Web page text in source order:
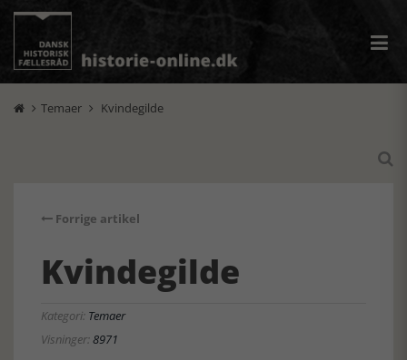
 Temaer  Kvindegilde

Forrige artikel
Kvindegilde
Kategori: Temaer
Visninger:8971